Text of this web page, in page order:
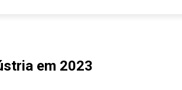
em 2023